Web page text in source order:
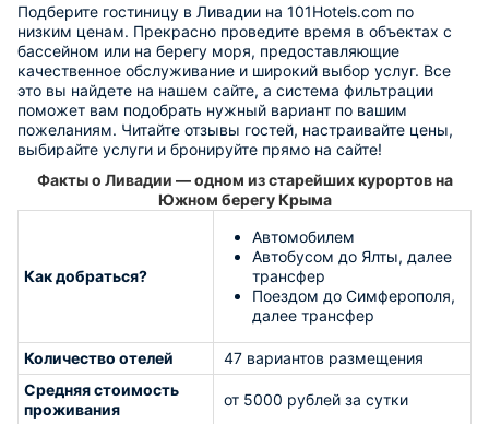
Подберите гостиницу в Ливадии на 101Hotels.com по
низким ценам. Прекрасно проведите время в объектах с
бассейном или на берегу моря, предоставляющие
качественное обслуживание и широкий выбор услуг. Все
это вы найдете на нашем сайте, а система фильтрации
поможет вам подобрать нужный вариант по вашим
пожеланиям. Читайте отзывы гостей, настраивайте цены,
выбирайте услуги и бронируйте прямо на сайте!
Факты о Ливадии — одном из старейших курортов на
Южном берегу Крыма
Как добраться?
Автомобилем
Автобусом до Ялты, далее
трансфер
Поездом до Симферополя,
далее трансфер
Количество отелей
47 вариантов размещения
Средняя стоимость
проживания
от 5000 рублей за сутки